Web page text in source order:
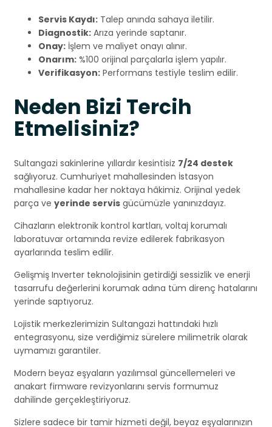
Servis Kaydı: Talep anında sahaya iletilir.
Diagnostik: Arıza yerinde saptanır.
Onay: İşlem ve maliyet onayı alınır.
Onarım: %100 orijinal parçalarla işlem yapılır.
Verifikasyon: Performans testiyle teslim edilir.
Neden Bizi Tercih
Etmelisiniz?
Sultangazi sakinlerine yıllardır kesintisiz 7/24 destek
sağlıyoruz. Cumhuriyet mahallesinden İstasyon
mahallesine kadar her noktaya hâkimiz. Orijinal yedek
parça ve yerinde servis gücümüzle yanınızdayız.
Cihazların elektronik kontrol kartları, voltaj korumalı
laboratuvar ortamında revize edilerek fabrikasyon
ayarlarında teslim edilir.
Gelişmiş Inverter teknolojisinin getirdiği sessizlik ve enerji
tasarrufu değerlerini korumak adına tüm direnç hatalarını
yerinde saptıyoruz.
Lojistik merkezlerimizin Sultangazi hattındaki hızlı
entegrasyonu, size verdiğimiz sürelere milimetrik olarak
uymamızı garantiler.
Modern beyaz eşyaların yazılımsal güncellemeleri ve
anakart firmware revizyonlarını servis formumuz
dahilinde gerçekleştiriyoruz.
Sizlere sadece bir tamir hizmeti değil, beyaz eşyalarınızın